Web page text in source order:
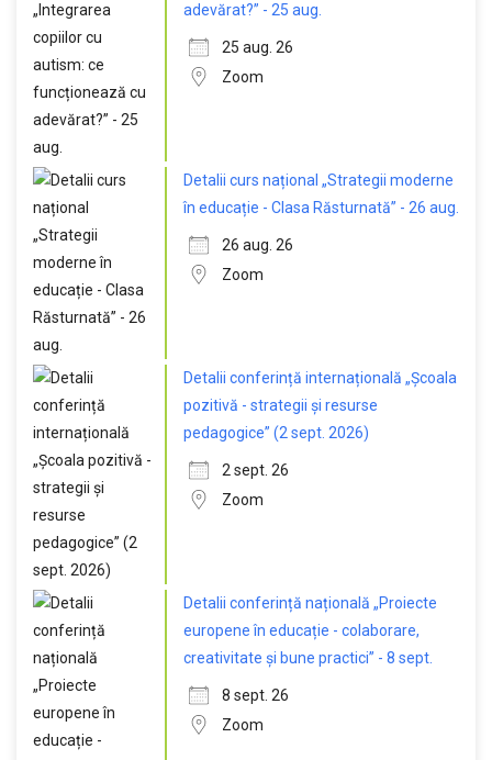
adevărat?” - 25 aug.
25 aug. 26
Zoom
Detalii curs național „Strategii moderne
în educație - Clasa Răsturnată” - 26 aug.
26 aug. 26
Zoom
Detalii conferință internațională „Școala
pozitivă - strategii și resurse
pedagogice” (2 sept. 2026)
2 sept. 26
Zoom
Detalii conferință națională „Proiecte
europene în educație - colaborare,
creativitate și bune practici” - 8 sept.
8 sept. 26
Zoom